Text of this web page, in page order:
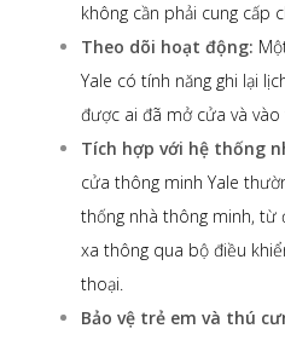
không cần phải cung cấp
Theo dõi hoạt động:
Yale có tính năng ghi lại
được ai đã mở cửa và
Tích hợp với hệ thống
cửa thông minh Yale
thống nhà thông minh,
xa thông qua bộ điều
thoại.
Bảo vệ trẻ em và thú